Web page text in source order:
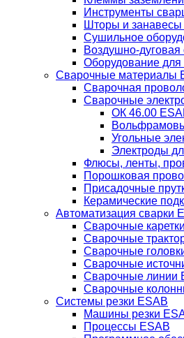
Инструменты
Шторы и занавесы
Сушильное
Воздушно-дуговая
Оборудование для
Сварочные материалы
Сварочная
Сварочные
ОК 46.00
Угольные
Электроды
Флюсы, ленты,
Порошковая
Присадочные
Керамические
Автоматизация сварки
Сварочные
Сварочные
Сварочные
Сварочные
Сварочные линии
Сварочные
Системы резки ESAB
Машины резки
Процессы ESAB